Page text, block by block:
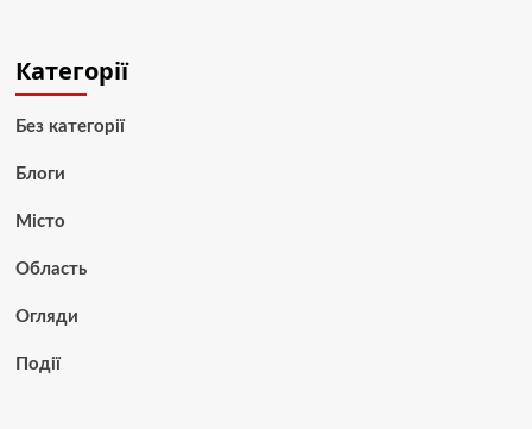
Категорії
Без категорії
Блоги
Місто
Область
Огляди
Події